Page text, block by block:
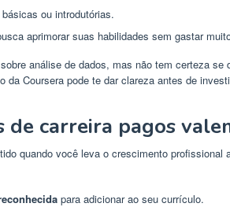
ou introdutórias.
aprimorar suas habilidades sem gastar
análise de dados, mas não tem certeza se
da Coursera pode te dar clareza antes de
de carreira pagos
quando você leva o crescimento profissional
para adicionar ao seu currículo.